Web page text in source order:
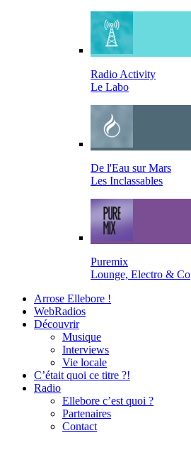
Radio Activity
Le Labo
De l'Eau sur Mars
Les Inclassables
Puremix
Lounge, Electro & Co
Arrose Ellebore !
WebRadios
Découvrir
Musique
Interviews
Vie locale
C’était quoi ce titre ?!
Radio
Ellebore c’est quoi ?
Partenaires
Contact